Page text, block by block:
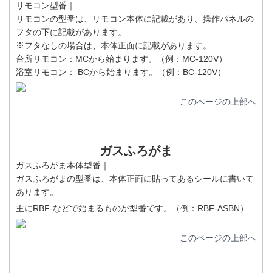
リモコン型番｜
リモコンの型番は、リモコン本体に記載があり、操作パネルの
フタの下に記載があります。
※フタなしの場合は、本体正面に記載があります。
台所リモコン：MCから始まります。（例：MC-120V）
浴室リモコン： BCから始まります。（例：BC-120V）
このページの上部へ
ガスふろがま
ガスふろがま本体型番｜
ガスふろがまの型番は、本体正面に貼ってあるシールに書いて
あります。
主にRBF-などで始まるものが型番です。（例：RBF-ASBN）
このページの上部へ